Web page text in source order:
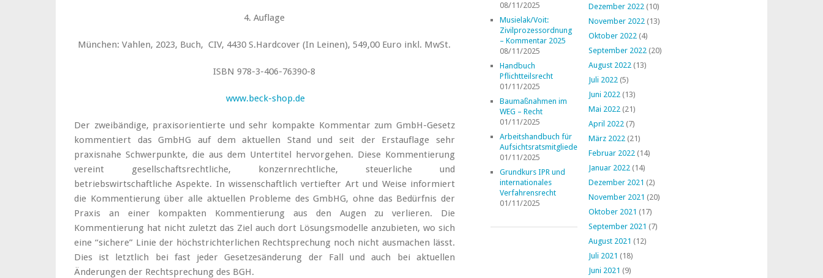
4. Auflage
München: Vahlen, 2023, Buch, CIV, 4430 S.Hardcover (In Leinen), 549,00 Euro inkl. MwSt.
ISBN 978-3-406-76390-8
www.beck-shop.de
Der zweibändige, praxisorientierte und sehr kompakte Kommentar zum GmbH-Gesetz
kommentiert das GmbHG auf dem aktuellen Stand und seit der Erstauflage sehr
praxisnahe Schwerpunkte, die aus dem Untertitel hervorgehen. Diese Kommentierung
vereint gesellschaftsrechtliche, konzernrechtliche, steuerliche und
betriebswirtschaftliche Aspekte. In wissenschaftlich vertiefter Art und Weise informiert
die Kommentierung über alle aktuellen Probleme des GmbHG, ohne das Bedürfnis der
Praxis an einer kompakten Kommentierung aus den Augen zu verlieren. Die
Kommentierung hat nicht zuletzt das Ziel auch dort Lösungsmodelle anzubieten, wo sich
eine “sichere” Linie der höchstrichterlichen Rechtsprechung noch nicht ausmachen lässt.
Dies ist letztlich bei fast jeder Gesetzesänderung der Fall und auch bei aktuellen
Änderungen der Rechtsprechung des BGH.
08/11/2025
Musielak/Voit:
Zivilprozessordnung
– Kommentar 2025
08/11/2025
Handbuch
Pflichtteilsrecht
01/11/2025
Baumaßnahmen im
WEG – Recht
01/11/2025
Arbeitshandbuch für
Aufsichtsratsmitglieder
01/11/2025
Grundkurs IPR und
internationales
Verfahrensrecht
01/11/2025
Dezember 2022 (10)
November 2022 (13)
Oktober 2022 (4)
September 2022 (20)
August 2022 (13)
Juli 2022 (5)
Juni 2022 (13)
Mai 2022 (21)
April 2022 (7)
März 2022 (21)
Februar 2022 (14)
Januar 2022 (14)
Dezember 2021 (2)
November 2021 (20)
Oktober 2021 (17)
September 2021 (7)
August 2021 (12)
Juli 2021 (18)
Juni 2021 (9)